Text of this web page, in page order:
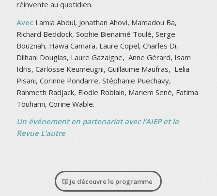
réinvente au quotidien.
Avec Lamia Abdul, Jonathan Ahovi, Mamadou Ba,
Richard Beddock, Sophie Bienaimé Toulé, Serge
Bouznah, Hawa Camara, Laure Copel, Charles Di,
Dilhani Douglas, Laure Gazaigne, Anne Gérard, Isam
Idris, Carlosse Keumeugni, Guillaume Maufras, Lelia
Pisani, Corinne Pondarre, Stéphanie Puechavy,
Rahmeth Radjack, Elodie Roblain, Mariem Sené, Fatima
Touhami, Corine Wable.
Un événement en partenariat avecl’AIEPetla
Revue L’autre
Je découvre le programme